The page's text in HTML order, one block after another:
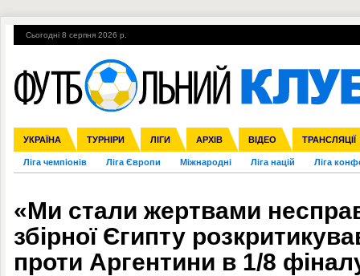
Сьогодні 8 серпня 2026 р.
УКРАЇНА ТУРНІРИ ЛІГИ АРХІВ ВІДЕО ТРАНСЛЯЦІЇ
Збірна Прем'єр-ліга Перша ліга Друга ліга Кубок України
Ліга чемпіонів Ліга Європи Міжнародні Ліга націй Ліга
Англія Іспанія Італія Німеччина Франція Інші
ЧС-2014 ЄВРО-2016 Росія Кубок конфедерацій ЧЄ-2015 (U-
Гарячі теми УПЛ, 2-й тур ВІЙНА УПЛ-ПЕРЕХОДИ
«Ми стали жертвами
збірної Єгипту
проти Аргентини в 1/8